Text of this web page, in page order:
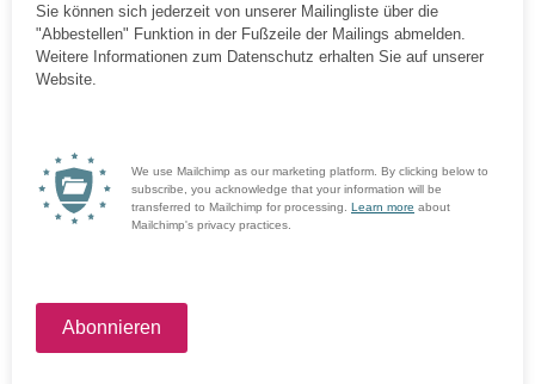
Sie können sich jederzeit von unserer Mailingliste über die
"Abbestellen" Funktion in der Fußzeile der Mailings abmelden.
Weitere Informationen zum Datenschutz erhalten Sie auf unserer
Website.
We use Mailchimp as our marketing platform. By clicking below to
subscribe, you acknowledge that your information will be
transferred to Mailchimp for processing. Learn more about
Mailchimp's privacy practices.